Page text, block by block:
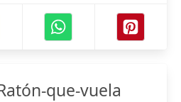
que-vuela